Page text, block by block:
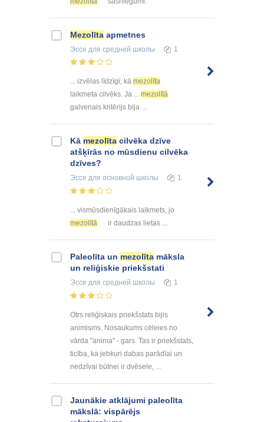
Mezolīta apmetnes
Эссе для средней школы 1
... izvēlas līdzīgi, kā mezolīta
laikmeta cilvēks. Ja ... mezolītā
galvenais kritērijs bija ...
Kā mezolīta cilvēka dzīve
atšķīrās no mūsdienu cilvēka
dzīves?
Эссе для основной школы 1
... vismūsdienīgākais laikmets, jo
mezolītā
ir daudzas lietas ...
Paleolīta un mezolīta māksla
un reliģiskie priekšstati
Эссе для средней школы 1
Otrs reliģiskais priekšstats bijis
animisms. Nosaukums cēleies no
vārda "anima" - gars. Tas ir priekšstats,
ticība, ka jebkuri dabas parādīai un
nedzīvai būtnei ir dvēsele, ...
Jaunākie atklājumi paleolīta
mākslā: vispārējs